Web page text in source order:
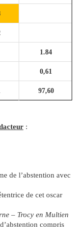
1.84
0,61
97,60
:
de l’abstention avec
de cet oscar
– Trocy en Multien
compris